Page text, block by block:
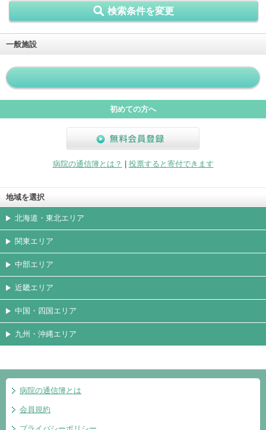
検索条件を変更
一般施設
初めての方へ
病院の通信簿とは？
投票すると寄付できます
地域を選択
北海道・東北エリア
関東エリア
中部エリア
近畿エリア
中国・四国エリア
九州・沖縄エリア
病院の通信簿とは
会員規約